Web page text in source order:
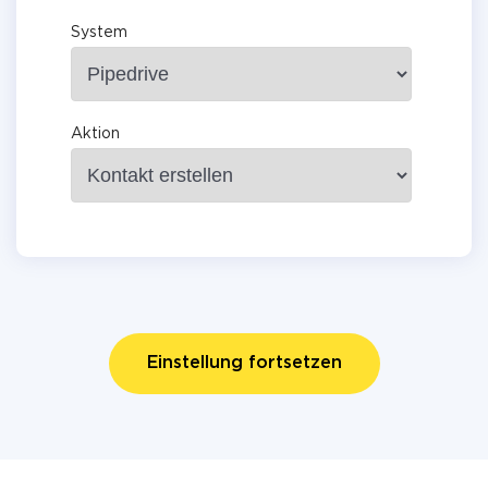
System
Aktion
Einstellung fortsetzen